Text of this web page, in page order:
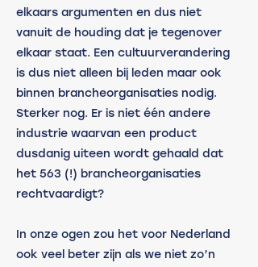
elkaars argumenten en dus niet
vanuit de houding dat je tegenover
elkaar staat. Een cultuurverandering
is dus niet alleen bij leden maar ook
binnen brancheorganisaties nodig.
Sterker nog. Er is niet één andere
industrie waarvan een product
dusdanig uiteen wordt gehaald dat
het 563 (!) brancheorganisaties
rechtvaardigt?
In onze ogen zou het voor Nederland
ook veel beter zijn als we niet zo’n